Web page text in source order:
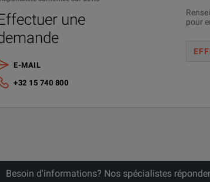
une
E-MAIL
+32 15 740 800
pour
Besoin d'informations? Nos spécialistes